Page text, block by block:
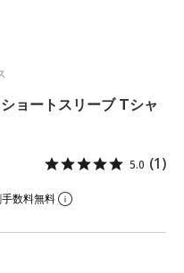
ョートスリーブ Tシャ
5.0 (1)
数料無料